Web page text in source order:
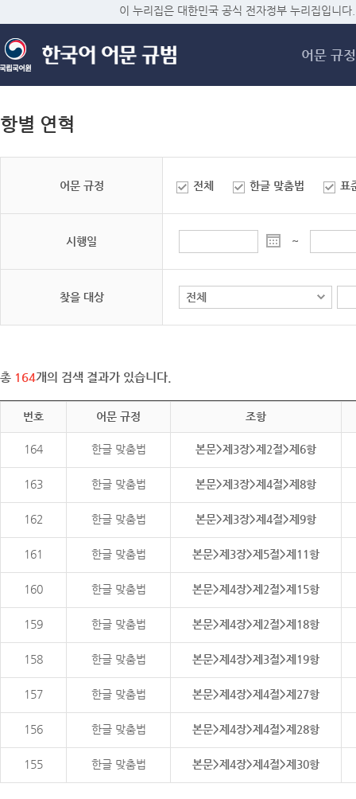
메
이 누리집은 대한민국 공식 전자정부 누리집입니다.
어문 규정
항별 연혁
어문 규정 전체 한글 맞춤법 표
시행일 ~
찾을 대상
총 164개의 검색 결과가 있습니다.
번호 어문 규정 조항
164 한글 맞춤법 본문>제3장>제2절>제6항
163 한글 맞춤법 본문>제3장>제4절>제8항
162 한글 맞춤법 본문>제3장>제4절>제9항
161 한글 맞춤법 본문>제3장>제5절>제11항
160 한글 맞춤법 본문>제4장>제2절>제15항
159 한글 맞춤법 본문>제4장>제2절>제18항
158 한글 맞춤법 본문>제4장>제3절>제19항
157 한글 맞춤법 본문>제4장>제4절>제27항
156 한글 맞춤법 본문>제4장>제4절>제28항
155 한글 맞춤법 본문>제4장>제4절>제30항